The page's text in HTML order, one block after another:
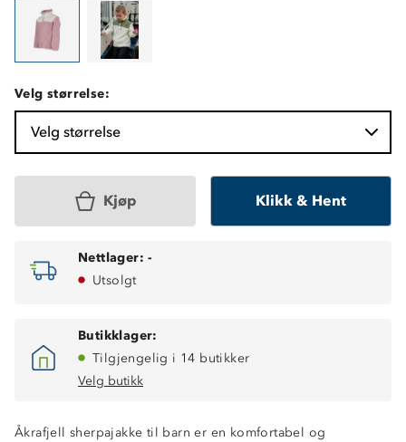
Velg størrelse:
Velg størrelse
Kjøp Klikk & Hent
Nettlager: -
Utsolgt
Butikklager:
Tilgjengelig i 14 butikker
Velg butikk
Åkrafjell sherpajakke til barn er en komfortabel og